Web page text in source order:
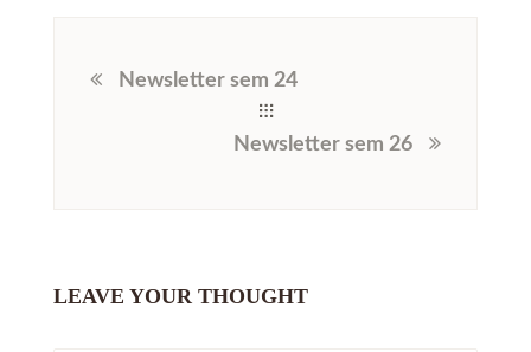
Newsletter sem 24
Newsletter sem 26
LEAVE YOUR THOUGHT